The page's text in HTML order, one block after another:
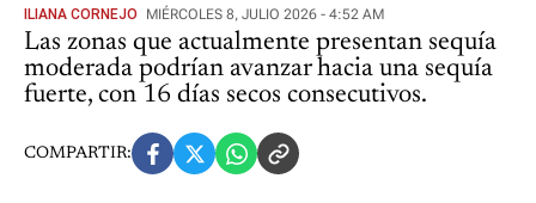
ILIANA CORNEJO MIÉRCOLES 8, JULIO 2026 - 4:52 AM
Las zonas que actualmente presentan sequía
moderada podrían avanzar hacia una sequía
fuerte, con 16 días secos consecutivos.
COMPARTIR: